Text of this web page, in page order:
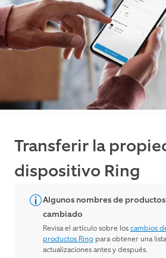
Transferir la
dispositivo Ring
Algunos nombres de
cambiado
Revisa el artículo sobre loscambios
productos Ring para obtener una
actualizaciones antes y después.